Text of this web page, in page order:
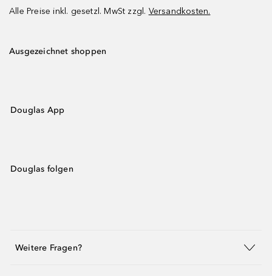
Alle Preise inkl. gesetzl. MwSt zzgl. Versandkosten.
Ausgezeichnet shoppen
Douglas App
Douglas folgen
Weitere Fragen?